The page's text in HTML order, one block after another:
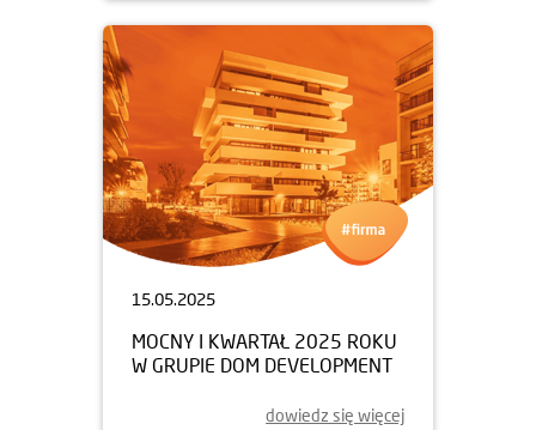
15.05.2025
MOCNY I KWARTAŁ 2025 ROKU
W GRUPIE DOM DEVELOPMENT
dowiedz się więcej